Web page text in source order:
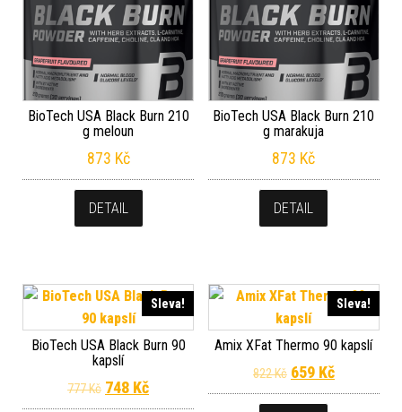
BioTech USA Black Burn 210
g meloun
873 Kč
DETAIL
BioTech USA Black Burn 210
g marakuja
873 Kč
DETAIL
Sleva!
BioTech USA Black Burn 90
kapslí
777Kč Původní cena byla: 777 Kč.
748 KčAktuální cena je: 748 Kč.
Sleva!
Amix XFat Thermo 90 kapslí
822Kč Původní cena
659 KčAktuální